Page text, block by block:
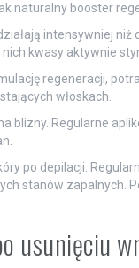
naturalny booster
intensywniej niż
kwasy aktywnie
regeneracji,
włoskach.
blizny. Regularne
po depilacji.
stanów zapalnych.
usunięciu